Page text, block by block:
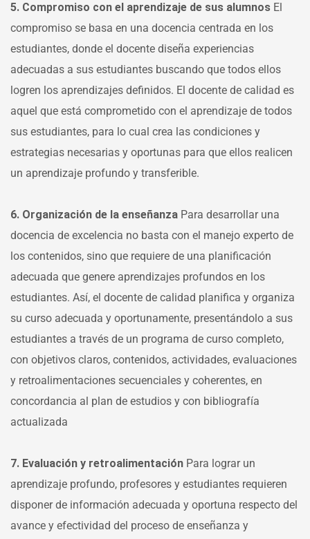
5. Compromiso con el aprendizaje de sus alumnos El
compromiso se basa en una docencia centrada en los
estudiantes, donde el docente diseña experiencias
adecuadas a sus estudiantes buscando que todos ellos
logren los aprendizajes definidos. El docente de calidad es
aquel que está comprometido con el aprendizaje de todos
sus estudiantes, para lo cual crea las condiciones y
estrategias necesarias y oportunas para que ellos realicen
un aprendizaje profundo y transferible.
6. Organización de la enseñanza Para desarrollar una
docencia de excelencia no basta con el manejo experto de
los contenidos, sino que requiere de una planificación
adecuada que genere aprendizajes profundos en los
estudiantes. Así, el docente de calidad planifica y organiza
su curso adecuada y oportunamente, presentándolo a sus
estudiantes a través de un programa de curso completo,
con objetivos claros, contenidos, actividades, evaluaciones
y retroalimentaciones secuenciales y coherentes, en
concordancia al plan de estudios y con bibliografía
actualizada
7. Evaluación y retroalimentación Para lograr un
aprendizaje profundo, profesores y estudiantes requieren
disponer de información adecuada y oportuna respecto del
avance y efectividad del proceso de enseñanza y